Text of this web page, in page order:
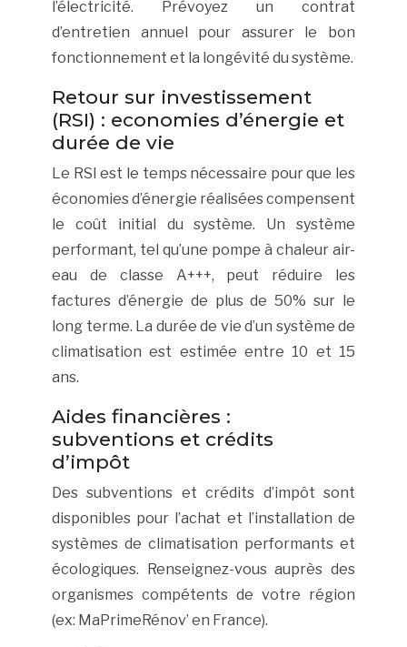
l’électricité. Prévoyez un contrat
d’entretien annuel pour assurer le bon
fonctionnement et la longévité du système.
Retour sur investissement
(RSI) : economies d’énergie et
durée de vie
Le RSI est le temps nécessaire pour que les
économies d’énergie réalisées compensent
le coût initial du système. Un système
performant, tel qu’une pompe à chaleur air-
eau de classe A+++, peut réduire les
factures d’énergie de plus de 50% sur le
long terme. La durée de vie d’un système de
climatisation est estimée entre 10 et 15
ans.
Aides financières :
subventions et crédits
d’impôt
Des subventions et crédits d’impôt sont
disponibles pour l’achat et l’installation de
systèmes de climatisation performants et
écologiques. Renseignez-vous auprès des
organismes compétents de votre région
(ex: MaPrimeRénov’ en France).